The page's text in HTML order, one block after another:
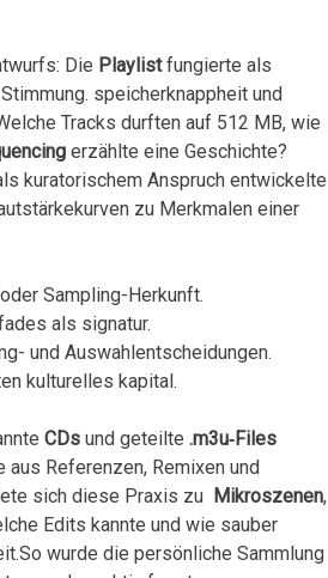
Die Playlistfungierte als
speicherknappheit ‍und
Tracks durften auf 512 MB, wie
erzählte eine Geschichte?
kuratorischem Anspruch ‌entwickelte
zu Merkmalen einer
Sampling-Herkunft.
als‌ signatur.
und ⁢Auswahlentscheidungen.
kulturelles kapital.
CDs und‍ geteilte .m3u‑Files
⁣Referenzen, Remixen und
sich diese ‌Praxis zu
Mikroszenen,
Edits kannte ⁢und wie sauber
wurde die persönliche Sammlung